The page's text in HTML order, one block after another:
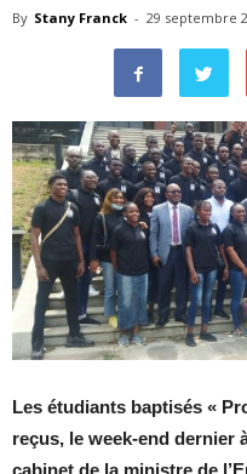
By Stany Franck - 29 septembre
Les étudiants baptisés «
reçus, le week-end dernier
cabinet de la ministre de